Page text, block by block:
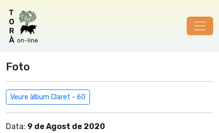
Foto
Veure àlbum Claret - 60
Data: 9 de Agost de 2020